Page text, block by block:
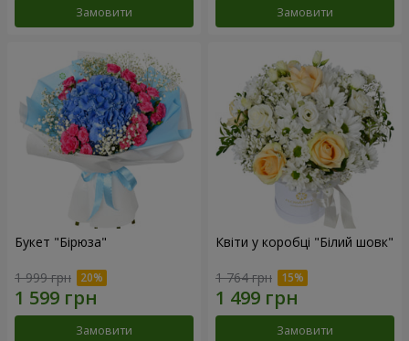
Замовити Замовити
Букет "Бірюза"
1 999 грн
Замовити
Квіти у коробці "Білий шовк"
1 764 грн
Замовити